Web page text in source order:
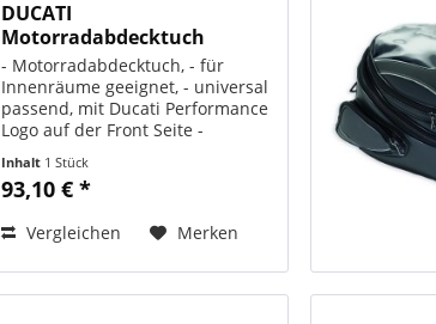
DUCATI
Motorradabdecktuch
Universal 967893AAA
- Motorradabdecktuch, - für
Innenräume geeignet, - universal
passend, mit Ducati Performance
Logo auf der Front Seite -
Art. - Nr.: 967893AAA
Inhalt 1 Stück
93,10 € *
Vergleichen Merken